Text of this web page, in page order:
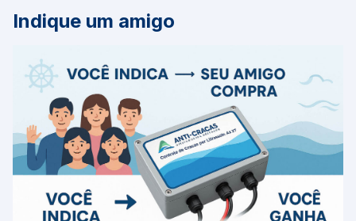
Indique um amigo